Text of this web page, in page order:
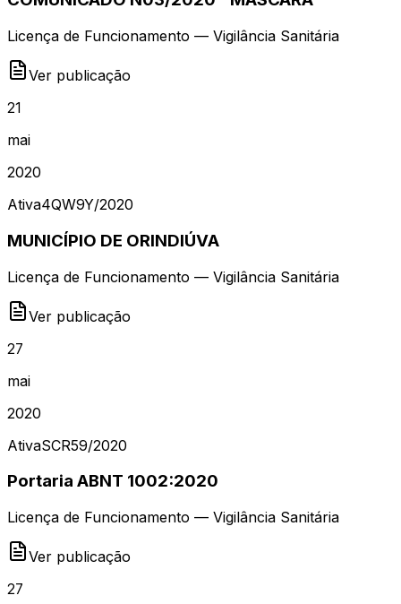
Licença de Funcionamento — Vigilância Sanitária
Ver publicação
21
mai
2020
Ativa4QW9Y/2020
MUNICÍPIO DE ORINDIÚVA
Licença de Funcionamento — Vigilância Sanitária
Ver publicação
27
mai
2020
AtivaSCR59/2020
Portaria ABNT 1002:2020
Licença de Funcionamento — Vigilância Sanitária
Ver publicação
27